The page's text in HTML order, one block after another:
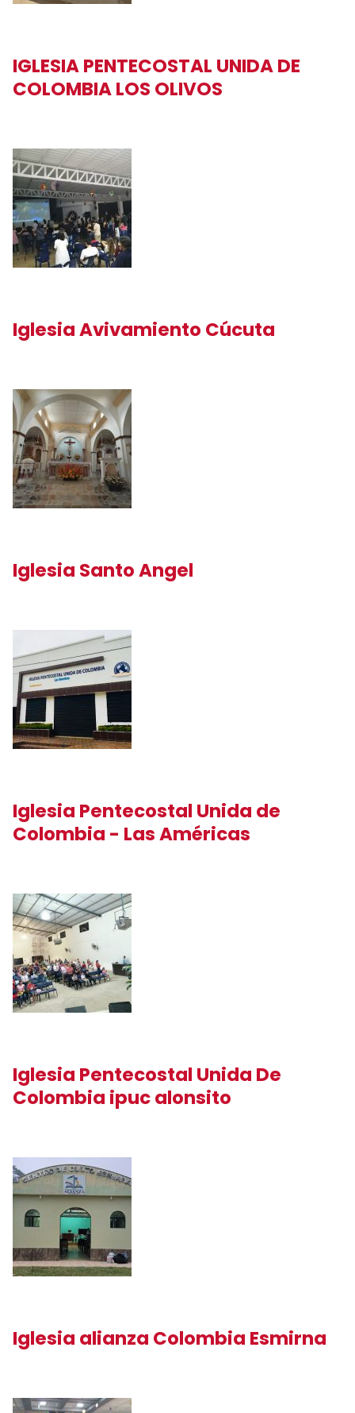
IGLESIA PENTECOSTAL UNIDA DE
COLOMBIA LOS OLIVOS
Iglesia Avivamiento Cúcuta
Iglesia Santo Angel
Iglesia Pentecostal Unida de
Colombia - Las Américas
Iglesia Pentecostal Unida De
Colombia ipuc alonsito
Iglesia alianza Colombia Esmirna